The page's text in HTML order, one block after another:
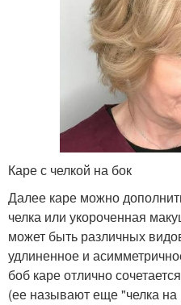
Каре с челкой на бок
Далее каре можно
челка или укороченная
может быть различных
удлиненное и
боб каре отлично
(ее называют еще "челка на